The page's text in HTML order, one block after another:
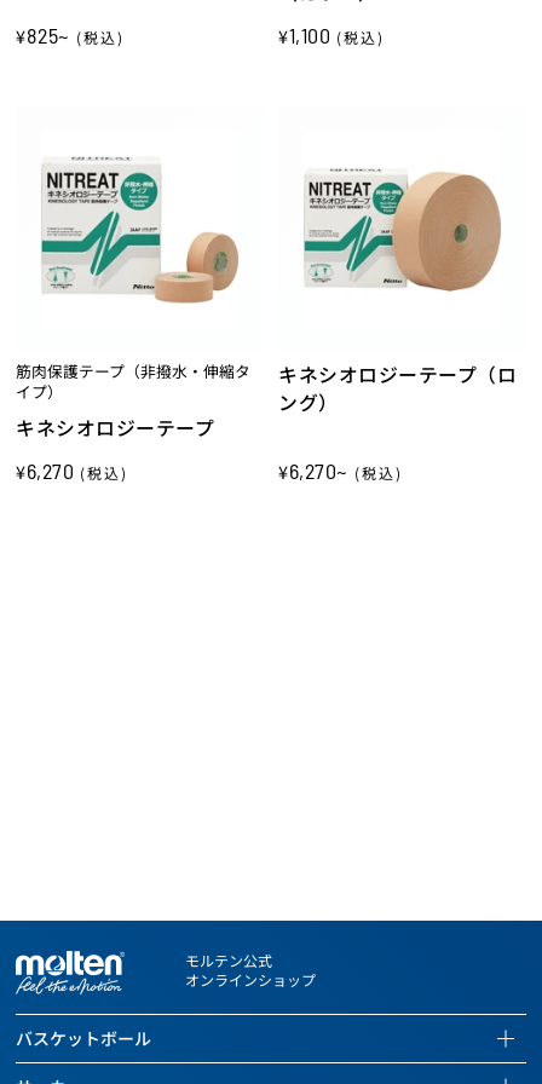
¥825~ (税込) ¥1,100 (税込)
筋肉保護テープ（非撥水・伸縮タ
イプ）
キネシオロジーテープ
¥6,270 (税込)
キネシオロジーテープ（ロ
ング）
¥6,270~ (税込)
モルテン公式
オンラインショップ
バスケットボール
バスケットボールページを見る